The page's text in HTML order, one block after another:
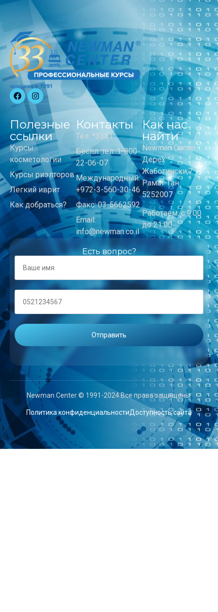
Полезные
ссылки
Курсы
косметологии
Курсы риэлторов
Легкий иврит
Как добраться?
Контакты
Тел: *3331
Беспл. тел: 1-800-
22-06-07
Международный:
+972-3-560-30-46
Факс: 03-5662592
Email:
info@newman.co.il
Как нас
найти
Newman Center
Дерех
Жаботински,7
Рамат-Ган
5252007
Работаем: с 9:00
до 21:00
Есть вопрос?
Newman Center © 1991-2024 Все права защищены.
Политика конфиденциальностиДоступность сайта